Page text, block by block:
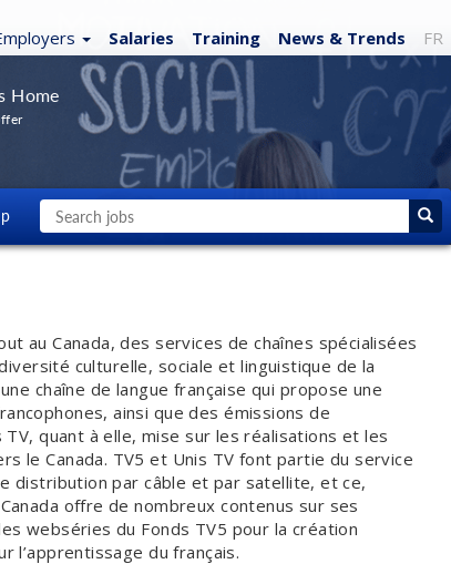
Salaries Training News & Trends FR
Home
au Canada, des services de chaînes spécialisées
culturelle, sociale et linguistique de la
chaîne de langue française qui propose une
ainsi que des émissions de
quant à elle, mise sur les réalisations et les
le Canada. TV5 et Unis TV font partie du service
distribution par câble et par satellite, et ce,
offre de nombreux contenus sur ses
webséries du Fonds TV5 pour la création
l’apprentissage du français.